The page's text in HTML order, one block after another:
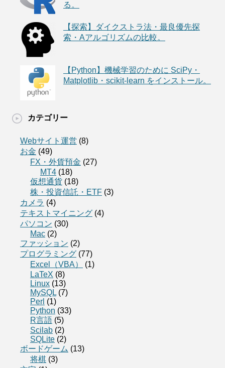
る。
【探索】ダイクストラ法・最良優先探
索・Aアルゴリズムの比較。
【Python】機械学習のために SciPy・
Matplotlib・scikit-learn をインストール。
カテゴリー
Webサイト運営 (8)
お金 (49)
FX・外貨預金 (27)
MT4 (18)
仮想通貨 (18)
株・投資信託・ETF (3)
カメラ (4)
テキストマイニング (4)
パソコン (30)
Mac (2)
ファッション (2)
プログラミング (77)
Excel（VBA）
(1)
LaTeX (8)
Linux (13)
MySQL (7)
Perl (1)
Python (33)
R言語 (5)
Scilab (2)
SQLite (2)
ボードゲーム (13)
将棋 (3)